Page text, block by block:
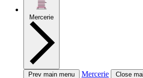
Mercerie
Prev main menu Mercerie Close